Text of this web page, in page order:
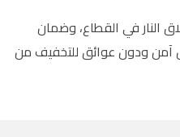
النار في القطاع، وضمان
آمن ودون عوائق للتخفيف من